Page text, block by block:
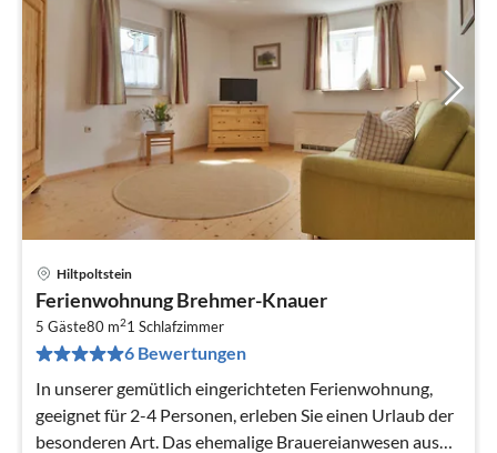
Hiltpoltstein
Ferienwohnung Brehmer-Knauer
5 Gäste80 m21 Schlafzimmer
6 Bewertungen
In unserer gemütlich eingerichteten Ferienwohnung,
geeignet für 2-4 Personen, erleben Sie einen Urlaub der
besonderen Art. Das ehemalige Brauereianwesen aus